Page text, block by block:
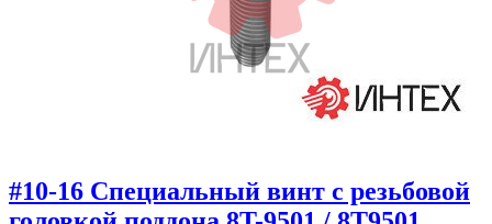
#10-16 Специальный винт с резьбовой